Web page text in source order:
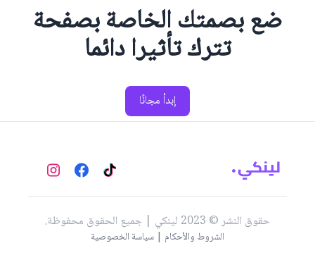
ضع بصمتك الخاصة بصفحة
تترك تأثيرا دائما
إبدأ مجانًا
حقوق النشر © 2023 لينكي | جميع الحقوق محفوظة.
الشروط والأحكام | سياسة الخصوصية